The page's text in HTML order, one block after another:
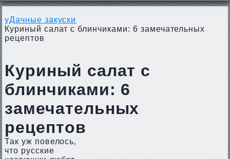
уДачные закуски
Куриный салат с блинчиками: 6 замечательных
рецептов
Куриный салат с
блинчиками: 6
замечательных
рецептов
Так уж повелось,
что русские